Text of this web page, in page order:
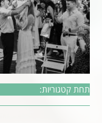
תחת קטגוריות: